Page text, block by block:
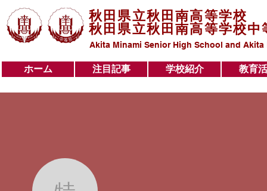
秋田県立秋田南高等学校
秋田県立秋田南高等学校中
Akita Minami Senior High School and
教育活動
学校紹介
注目記事
ホーム
ホーム 注目記事 学校紹介 教育